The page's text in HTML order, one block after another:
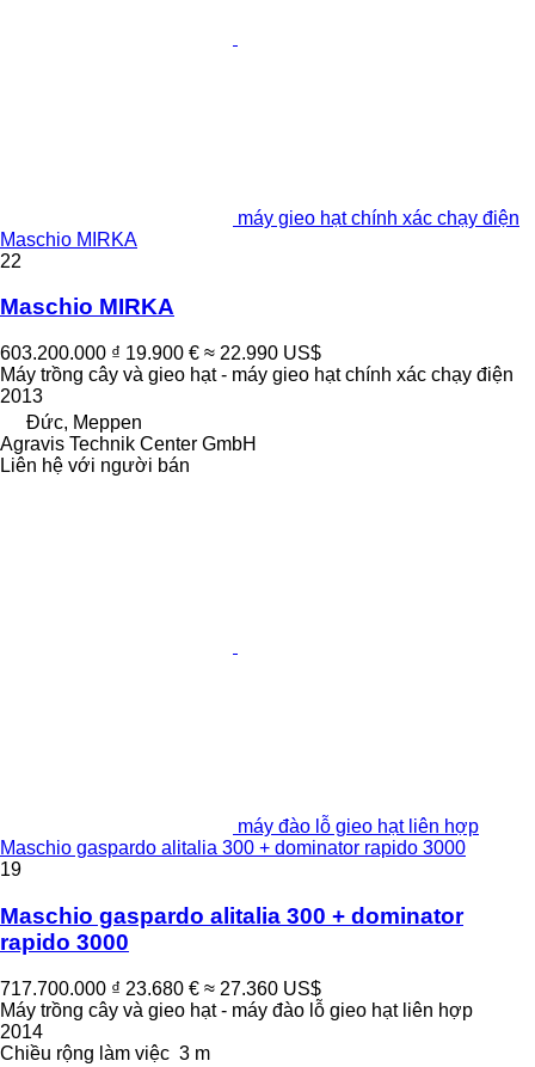
máy gieo hạt chính xác chạy điện
Maschio MIRKA
22
Maschio MIRKA
603.200.000 ₫ 19.900 € ≈ 22.990 US$
Máy trồng cây và gieo hạt - máy gieo hạt chính xác chạy điện
2013
Đức, Meppen
Agravis Technik Center GmbH
Liên hệ với người bán
máy đào lỗ gieo hạt liên hợp
Maschio gaspardo alitalia 300 + dominator rapido 3000
19
Maschio gaspardo alitalia 300 + dominator
rapido 3000
717.700.000 ₫ 23.680 € ≈ 27.360 US$
Máy trồng cây và gieo hạt - máy đào lỗ gieo hạt liên hợp
2014
Chiều rộng làm việc 3 m